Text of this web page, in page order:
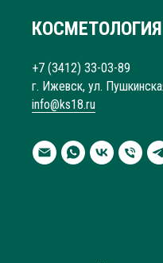
+7 (3412) 33-03-89
г. Ижевск, ул.
info@ks18.ru